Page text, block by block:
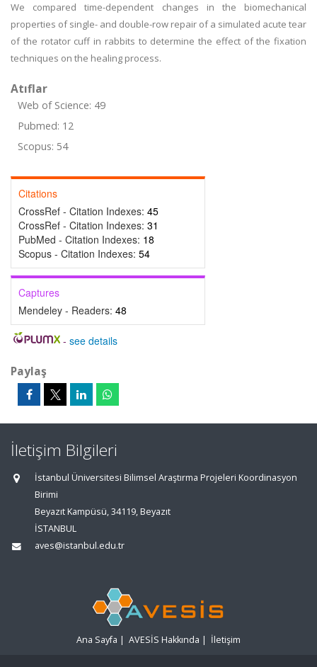
We compared time-dependent changes in the biomechanical
properties of single- and double-row repair of a simulated acute tear
of the rotator cuff in rabbits to determine the effect of the fixation
techniques on the healing process.
Atıflar
Web of Science: 49
Pubmed: 12
Scopus: 54
Citations
CrossRef - Citation Indexes: 45
CrossRef - Citation Indexes: 31
PubMed - Citation Indexes: 18
Scopus - Citation Indexes: 54
Captures
Mendeley - Readers: 48
- see details
Paylaş
İletişim Bilgileri
İstanbul Üniversitesi Bilimsel Araştırma Projeleri Koordinasyon
Birimi
Beyazıt Kampüsü, 34119, Beyazıt
İSTANBUL
aves@istanbul.edu.tr
Ana Sayfa | AVESİS Hakkında | İletişim